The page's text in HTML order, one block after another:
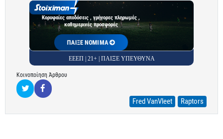
Κορυφαίες αποδόσεις , γρήγορες πληρωμές ,
καθημερινές προσφορές
ΠΑΙΞΕ ΝΟΜΙΜΑ
ΕΕΕΠ | 21+ | ΠΑΙΞΕ ΥΠΕΥΘΥΝΑ
Κοινοποίηση Άρθρου
Fred VanVleet Raptors